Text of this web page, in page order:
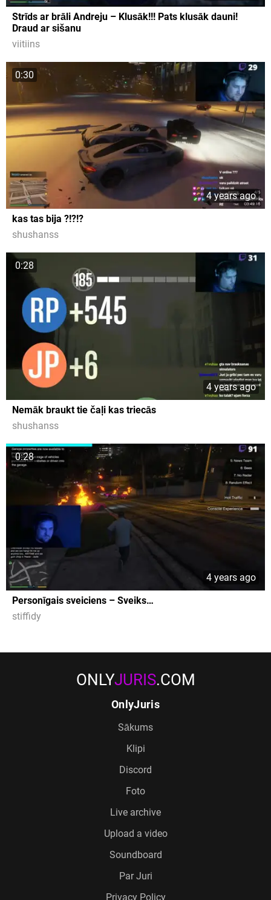
Strīds ar brāli Andreju – Klusāk!!! Pats klusāk dauni!
Draud ar sišanu
viitiins
0:30
4 years ago
kas tas bija ?!?!?
shushanss
0:28
4 years ago
Nemāk braukt tie čaļi kas triecās
shushanss
0:28
4 years ago
Personīgais sveiciens – Sveiks…
stiffidy
ONLYJURIS.COM
OnlyJuris
Sākums
Klipi
Discord
Foto
Live archive
Upload a video
Soundboard
Par Juri
Privacy Policy